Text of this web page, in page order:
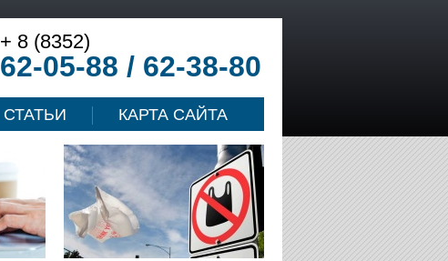
+ 8 (8352)
62-05-88 / 62-38-80
СТАТЬИ КАРТА САЙТА